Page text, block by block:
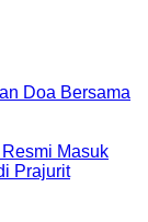
Doa Bersama
Masuk
Prajurit